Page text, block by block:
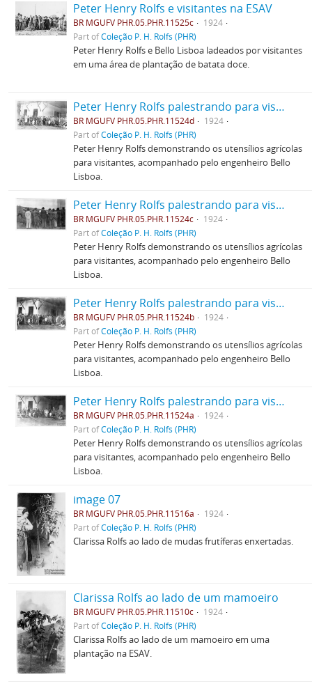
Peter Henry Rolfs e visitantes na ESAV
BR MGUFV PHR.05.PHR.11525c
1924
Part ofColeção P. H. Rolfs (PHR)
Peter Henry Rolfs e Bello Lisboa ladeados por visitantes
em uma área de plantação de batata doce.
Peter Henry Rolfs palestrando para visitantes
BR MGUFV PHR.05.PHR.11524d
1924
Part ofColeção P. H. Rolfs (PHR)
Peter Henry Rolfs demonstrando os utensílios agrícolas
para visitantes, acompanhado pelo engenheiro Bello
Lisboa.
Peter Henry Rolfs palestrando para visitantes
BR MGUFV PHR.05.PHR.11524c
1924
Part ofColeção P. H. Rolfs (PHR)
Peter Henry Rolfs demonstrando os utensílios agrícolas
para visitantes, acompanhado pelo engenheiro Bello
Lisboa.
Peter Henry Rolfs palestrando para visitantes
BR MGUFV PHR.05.PHR.11524b
1924
Part ofColeção P. H. Rolfs (PHR)
Peter Henry Rolfs demonstrando os utensílios agrícolas
para visitantes, acompanhado pelo engenheiro Bello
Lisboa.
Peter Henry Rolfs palestrando para visitantes
BR MGUFV PHR.05.PHR.11524a
1924
Part ofColeção P. H. Rolfs (PHR)
Peter Henry Rolfs demonstrando os utensílios agrícolas
para visitantes, acompanhado pelo engenheiro Bello
Lisboa.
image 07
BR MGUFV PHR.05.PHR.11516a
1924
Part ofColeção P. H. Rolfs (PHR)
Clarissa Rolfs ao lado de mudas frutíferas enxertadas.
Clarissa Rolfs ao lado de um mamoeiro
BR MGUFV PHR.05.PHR.11510c
1924
Part ofColeção P. H. Rolfs (PHR)
Clarissa Rolfs ao lado de um mamoeiro em uma
plantação na ESAV.